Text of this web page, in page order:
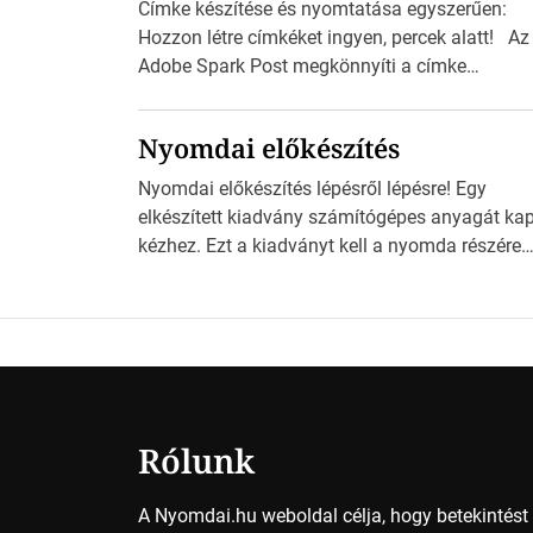
Címke készítése és nyomtatása egyszerűen:
Hozzon létre címkéket ingyen, percek alatt! Az
Adobe Spark Post megkönnyíti a címke
tartalmaz, amelyek segítségével igazán
foroghatnak a kreatív fogaskerekek, miközben
zajlik a saját címke készítése. Hogyan
készítsünk címkét? Válasszon méretet és alakot:
Nyomdai előkészítés
Nyomdai előkészítés lépésről lépésre! Egy
elkészített kiadvány számítógépes anyagát
kézhez. Ezt a kiadványt kell a nyomda részére
után derüljön ki, hogy valamit másképp kellett
volna csinálni! […]
Rólunk
A Nyomdai.hu weboldal célja, hogy